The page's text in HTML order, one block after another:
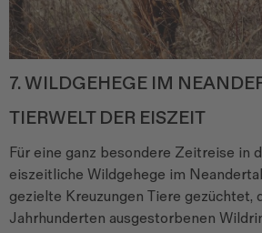
7. WILDGEHEGE IM
TIERWELT DER EISZEIT
Für eine ganz besondere Zeitreise in
eiszeitliche Wildgehege im
gezielte Kreuzungen Tiere gezüchtet,
Jahrhunderten ausgestorbenen